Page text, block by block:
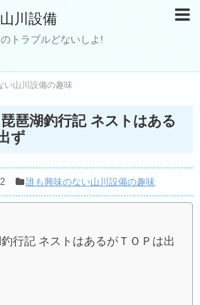
川設備
トラブルどないしよ!
い山川設備の趣味
琶湖釣行記 ネストはある
ず
誰も興味のない山川設備の趣味
行記 ネストはあるがＴＯＰは出